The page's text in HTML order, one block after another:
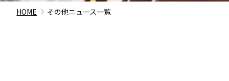
HOME その他ニュース一覧